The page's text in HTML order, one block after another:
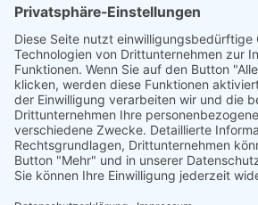
Förderung
© 1987 – 2025
Storchenhof Loburg e.V.
Alle Rechte vorbehalten.
Cookie-Einstellungen
Navigation überspringen
Impressum